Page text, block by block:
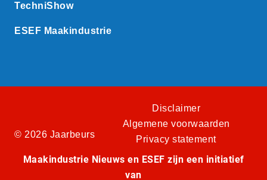
TechniShow
ESEF Maakindustrie
© 2026 Jaarbeurs
Disclaimer
Algemene voorwaarden
Privacy statement
Maakindustrie Nieuws en ESEF zijn een initiatief
van